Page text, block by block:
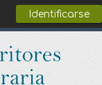
Identificarse